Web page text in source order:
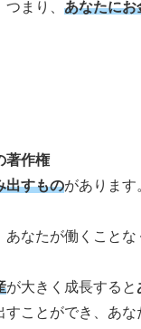
つまり、 あなたにお
著作権
出すものがあります
あなたが働くこと
が大きく成長すると
すことができ、あな